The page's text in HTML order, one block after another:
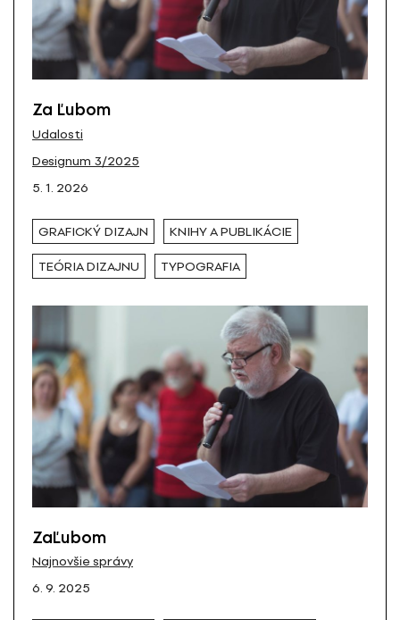
Za Ľubom
Udalosti
Designum 3/2025
5. 1. 2026
GRAFICKÝ DIZAJN KNIHY A PUBLIKÁCIE
TEÓRIA DIZAJNU TYPOGRAFIA
ZaĽubom
Najnovšie správy
6. 9. 2025